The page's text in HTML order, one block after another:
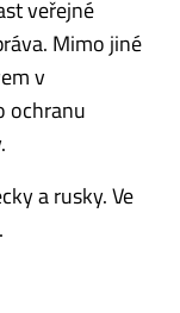
veřejné
Mimo jiné
v
ochranu
a rusky. Ve